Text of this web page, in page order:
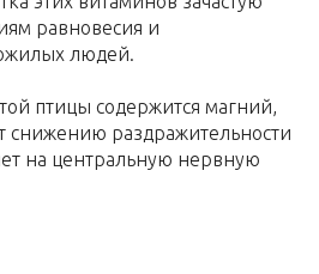
равновесия и
людей.
птицы содержится магний,
снижению раздражительности
на центральную нервную